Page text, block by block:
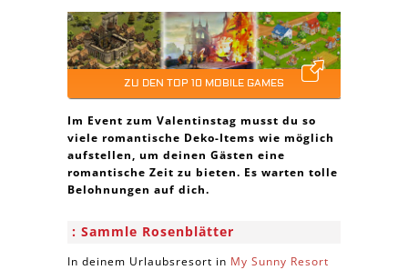
ZU DEN TOP 10 MOBILE GAMES
Im Event zum Valentinstag musst du so
viele romantische Deko-Items wie möglich
aufstellen, um deinen Gästen eine
romantische Zeit zu bieten. Es warten tolle
Belohnungen auf dich.
Sammle Rosenblätter
In deinem Urlaubsresort in My Sunny Resort